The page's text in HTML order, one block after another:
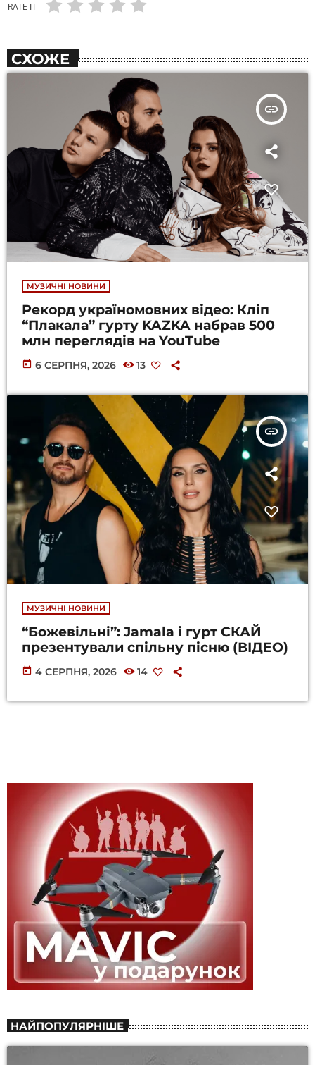
RATE IT
СХОЖЕ
insert_link
МУЗИЧНІ НОВИНИ
Рекорд україномовних відео: Кліп
“Плакала” гурту KAZKA набрав 500
млн переглядів на YouTube
today 6 СЕРПНЯ, 2026 13
insert_link
МУЗИЧНІ НОВИНИ
“Божевільні”: Jamala і гурт СКАЙ
презентували спільну пісню (ВІДЕО)
today 4 СЕРПНЯ, 2026 14
НАЙПОПУЛЯРНІШЕ